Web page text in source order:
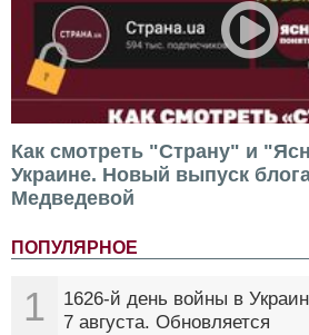
Как смотреть "Страну" и
Украине. Новый выпуск
Медведевой
ПОПУЛЯРНОЕ
1
1626-й день войны в
7 августа. Обновляется